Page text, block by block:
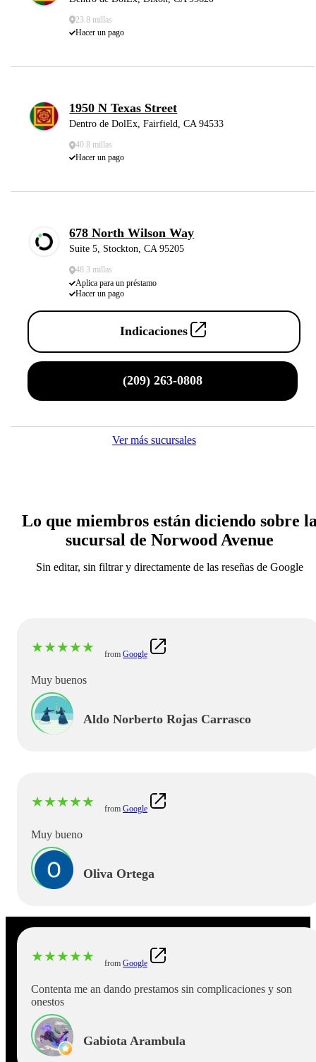
23.8 millas
Hacer un pago
1950 N Texas Street
Dentro de DolEx, Fairfield, CA 94533
40.8 millas
Hacer un pago
678 North Wilson Way
Suite 5, Stockton, CA 95205
48.3 millas
Aplica para un préstamo
Hacer un pago
Indicaciones
(209) 263-0808
Ver más sucursales
Lo que miembros están diciendo sobre
sucursal de Norwood Avenue
Sin editar, sin filtrar y directamente de las reseñas de Google
★★★★★ from Google
Muy buenos
Aldo Norberto Rojas Carrasco
★★★★★ from Google
Muy bueno
Oliva Ortega
★★★★★ from Google
Contenta me an dando prestamos sin complicaciones y son
onestos
Gabiota Arambula